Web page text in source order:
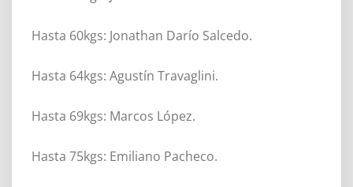
Hasta 60kgs: Jonathan Darío Salcedo.
Hasta 64kgs: Agustín Travaglini.
Hasta 69kgs: Marcos López.
Hasta 75kgs: Emiliano Pacheco.